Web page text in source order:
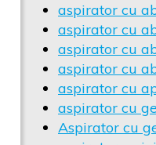
aspirator cu
aspirator cu
aspirator cu
aspirator cu
aspirator cu
aspirator cu
Aspirator cu